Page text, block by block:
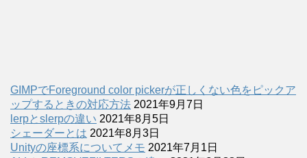
GIMPでForeground color pickerが正しくない色をピックア
ップするときの対応方法 2021年9月7日
lerpとslerpの違い 2021年8月5日
シェーダーとは 2021年8月3日
Unityの座標系についてメモ 2021年7月1日